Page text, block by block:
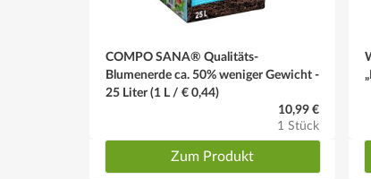
Schnitt
Verblasste Blüten entfernen, um ein neues
Winter
Einjährig und nicht winterhart
COMPO SANA® Qualitäts-
Blumenerde ca. 50% weniger Gewicht -
25 Liter (1 L / € 0,44)
10,99 €
1 Stück
Zum Produkt